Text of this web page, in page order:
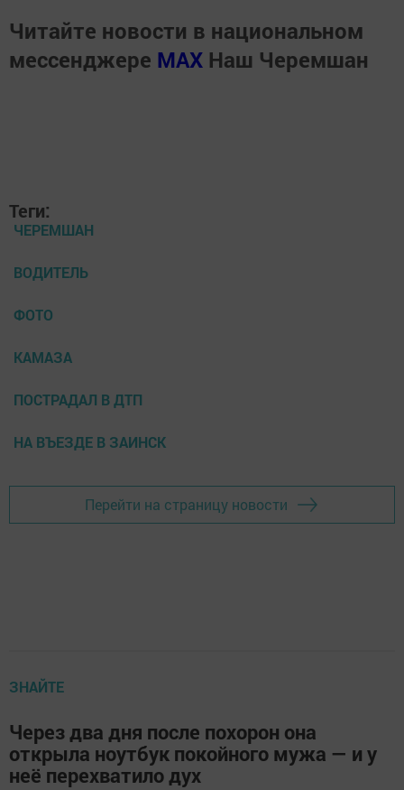
Читайте новости в национальном
мессенджере MАХ Наш Черемшан
Теги:
ЧЕРЕМШАН
ВОДИТЕЛЬ
ФОТО
КАМАЗА
ПОСТРАДАЛ В ДТП
НА ВЪЕЗДЕ В ЗАИНСК
Перейти на страницу новости
ЗНАЙТЕ
Через два дня после похорон она
открыла ноутбук покойного мужа — и у
неё перехватило дух